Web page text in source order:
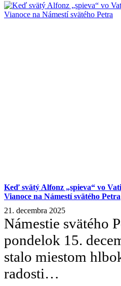
Keď svätý Alfonz „spieva“ vo
Vianoce na Námestí svätého Petra
21. decembra 2025
Námestie svätého
pondelok 15.
stalo miestom
radosti…